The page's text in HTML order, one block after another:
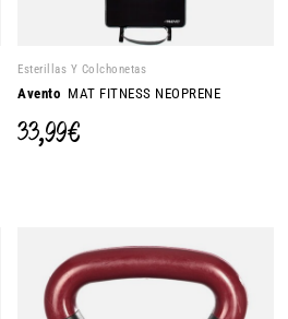
Esterillas Y Colchonetas
Avento MAT FITNESS NEOPRENE
33,99 €